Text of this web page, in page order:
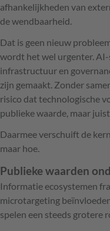
afhankelijkheden van
de wendbaarheid.
Dat is geen nieuw
wordt het wel urgenter.
infrastructuur en
zijn gemaakt. Zonder
risico dat technologische
publieke waarde, maar
Daarmee verschuift de
maar hoe.
Publieke waarden
Informatie ecosystemen
microtargeting
spelen een steeds grotere